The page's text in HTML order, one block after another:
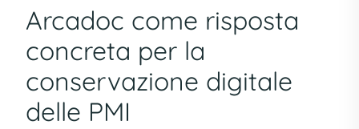
Arcadoc come risposta
concreta per la
conservazione digitale
delle PMI